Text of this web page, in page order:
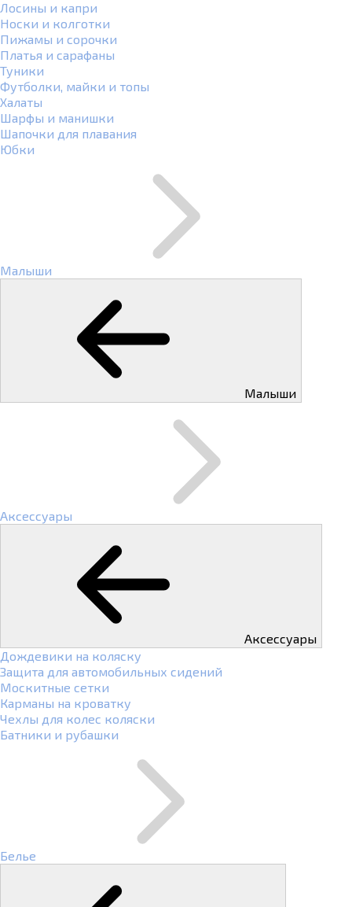
Лосины и капри
Носки и колготки
Пижамы и сорочки
Платья и сарафаны
Туники
Футболки, майки и топы
Халаты
Шарфы и манишки
Шапочки для плавания
Юбки
Малыши
Малыши
Аксессуары
Аксессуары
Дождевики на коляску
Защита для автомобильных сидений
Москитные сетки
Карманы на кроватку
Чехлы для колес коляски
Батники и рубашки
Белье